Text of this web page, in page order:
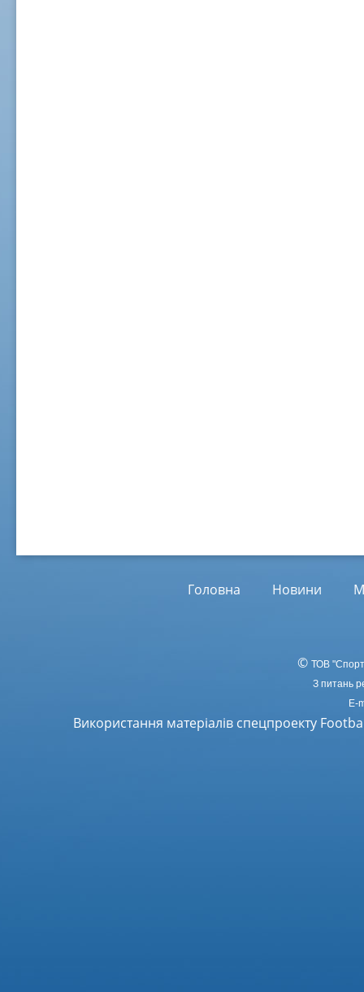
Головна Новини
© ТОВ
З питань
E-
Використання матеріалів спецпроекту